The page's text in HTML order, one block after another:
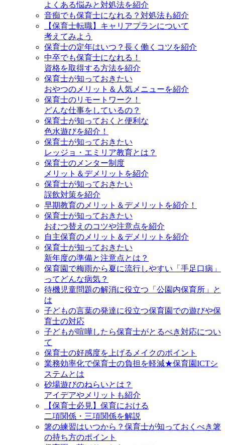
よくある悩みと対処法を紹介
音痴でも保育士になれる？対処法も紹介
【保育士転職】キャリアプランについて
考えてみよう
保育士の定年はいつ？長く働くコツを紹介
中卒でも保育士になれる！
資格を取得する方法を紹介
保育士が知っておきたい
おやつのメリット＆人気メニューを紹介
保育士のリモートワーク！
どんな仕事をしているの？
保育士が知っておくと便利な
色水遊びを紹介！
保育士が知っておきたい
レッジョ・エミリア教育とは？
保育士のメンター制度
メリット＆デメリットを紹介
保育士が知っておきたい
誤飲対策を紹介
早期教育のメリット＆デメリットを紹介！
保育士が知っておきたい
おむつ替えのコツや注意点を紹介
自主保育のメリット＆デメリットを紹介
保育士が知っておきたい
新年度の準備と注意点とは？
保育園で梅雨から夏に流行しやすい「手足口病」
ってどんな病気？
待機児童問題の解消に役立つ「公園内保育所」と
は
子どもの言葉の発達に役立つ保育園での遊びや保
育士の対応
子どもが喧嘩したら保育士がとるべき対応につい
て
保育士の好感度を上げるメイクのポイント
業務効率化で保育士の負担を軽減★保育園ICTシ
ステムとは
砂場遊びのねらいとは？
アイデアやメリットも紹介
【保育士必見】保育における
二項関係・三項関係を解説
箸の練習はいつから？保育士が知っておくべき箸
の持ち方のポイント